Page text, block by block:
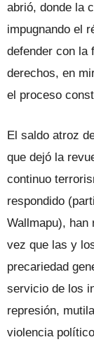
abrió, donde la
impugnando el
defender con la
derechos, en
el proceso
El saldo atroz
que dejó la
continuo
respondido
Wallmapu),
vez que las y
precariedad
servicio de los
represión,
violencia